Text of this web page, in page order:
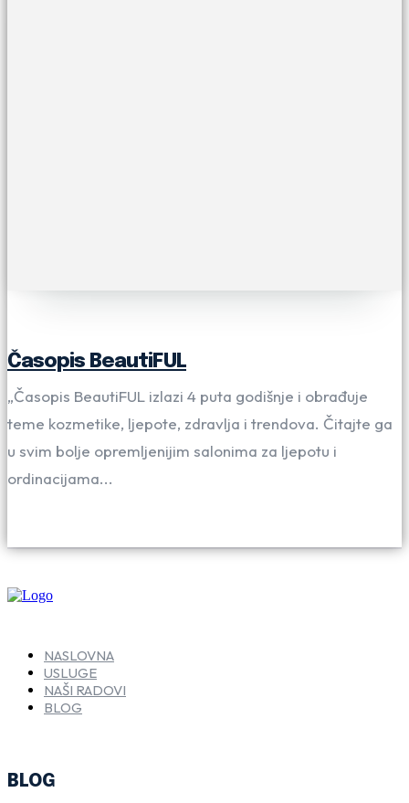
Časopis BeautiFUL
„Časopis BeautiFUL izlazi 4 puta godišnje i obrađuje
teme kozmetike, ljepote, zdravlja i trendova. Čitajte ga
u svim bolje opremljenijim salonima za ljepotu i
ordinacijama...
NASLOVNA
USLUGE
NAŠI RADOVI
BLOG
BLOG